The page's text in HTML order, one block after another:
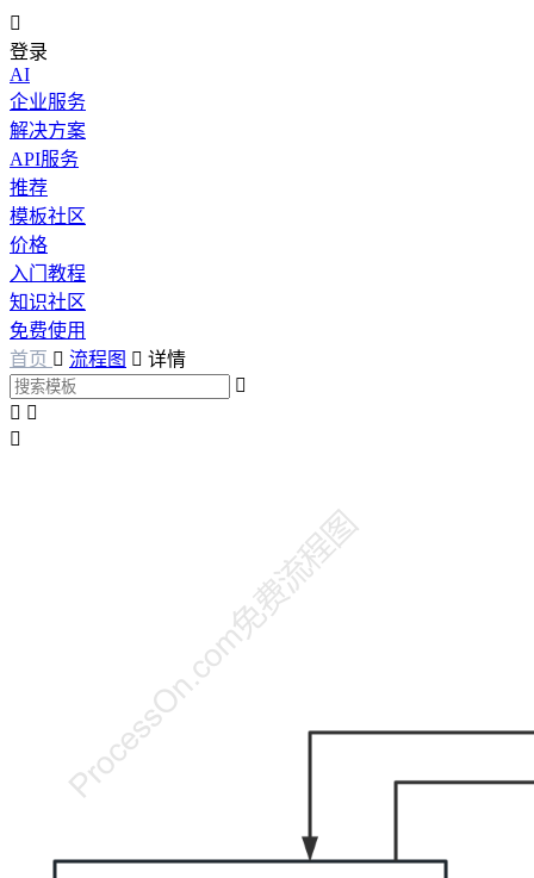

登录
AI
企业服务
解决方案
API服务
推荐
模板社区
价格
入门教程
知识社区
免费使用
首页  流程图  详情

 
